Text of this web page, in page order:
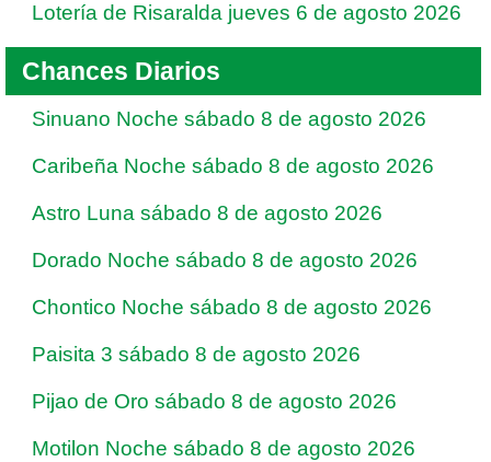
Lotería de Risaralda jueves 6 de agosto 2026
Chances Diarios
Sinuano Noche sábado 8 de agosto 2026
Caribeña Noche sábado 8 de agosto 2026
Astro Luna sábado 8 de agosto 2026
Dorado Noche sábado 8 de agosto 2026
Chontico Noche sábado 8 de agosto 2026
Paisita 3 sábado 8 de agosto 2026
Pijao de Oro sábado 8 de agosto 2026
Motilon Noche sábado 8 de agosto 2026